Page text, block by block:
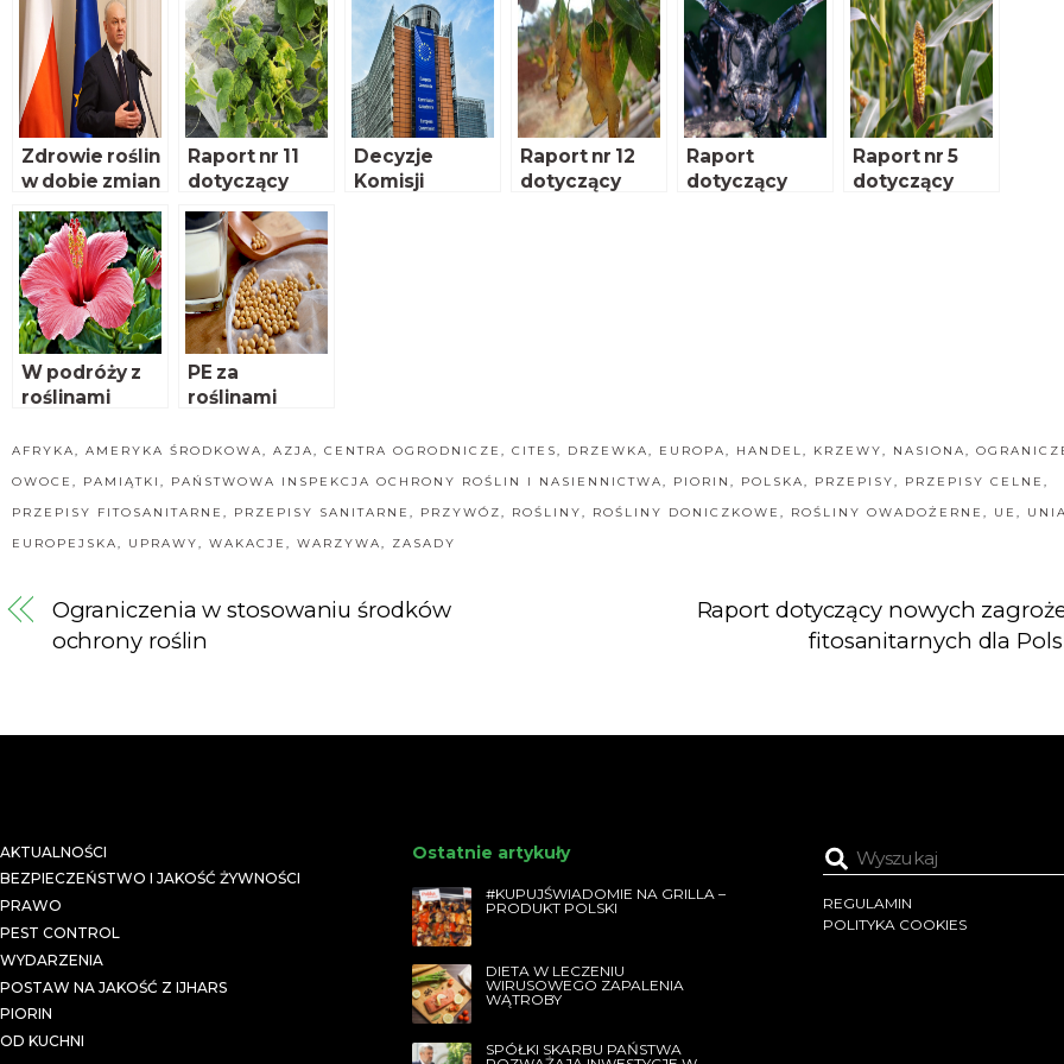
Zdrowie roślin
w dobie zmian
Raport nr 11
dotyczący
zagrożeń
fitosanitarnyc
h dla Polski
Decyzje
Komisji
Raport nr 12
dotyczący
Raport
dotyczący
Raport nr 5
dotyczący
W podróży z
roślinami
PE za
roślinami
wymi
AFRYKA, AMERYKA ŚRODKOWA, AZJA, CENTRA OGRODNICZE , CITES, DRZEWKA, EUROPA, HANDEL, KRZEWY, NASIONA,
OWOCE , PAMIĄTKI , PAŃSTWOWA INSPEKCJA OCHRONY ROŚLIN I NASIENNICTWA, PIORIN , POLSKA, PRZEPISY, PRZEPISY CELNE ,
PRZEPISY FITOSANITARNE , PRZEPISY SANITARNE , PRZYWÓZ, ROŚLINY, ROŚLINY DONICZKOWE , ROŚLINY OWADOŻERNE , UE , UNIA
EUROPEJSKA, UPRAWY, WAKACJE , WARZYWA, ZASADY
Ograniczenia w stosowaniu środków
ochrony roślin
Raport dotyczący nowych
fitosanitarnych dla
AKTUALNOŚCI
BEZPIECZEŃSTWO I JAKOŚĆ ŻYWNOŚCI
PRAWO
PEST CONTROL
WYDARZENIA
POSTAW NA JAKOŚĆ Z IJHARS
PIORIN
OD KUCHNI
Ostatnie artykuły
#KUPUJŚWIADOMIE NA GRILLA –
PRODUKT POLSKI
DIETA W LECZENIU
WIRUSOWEGO ZAPALENIA
WĄTROBY
SPÓŁKI SKARBU PAŃSTWA
REGULAMIN
POLITYKA COOKIES